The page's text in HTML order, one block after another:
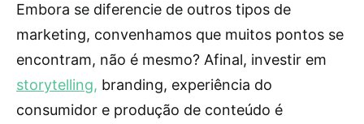
Embora se diferencie de outros tipos de
marketing, convenhamos que muitos pontos se
encontram, não é mesmo? Afinal, investir em
storytelling, branding, experiência do
consumidor e produção de conteúdo é